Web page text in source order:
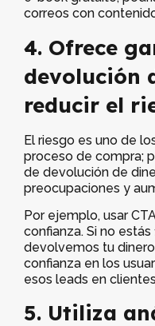
correos con
4. Ofrece
devolución
reducir el
El riesgo es uno de
proceso de compra;
de devolución de
preocupaciones y
Por ejemplo, usar
confianza. Si no
devolvemos tu
confianza en los
esos leads en
5. Utiliza